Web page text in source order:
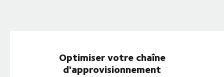
Optimiser votre chaîne
d'approvisionnement